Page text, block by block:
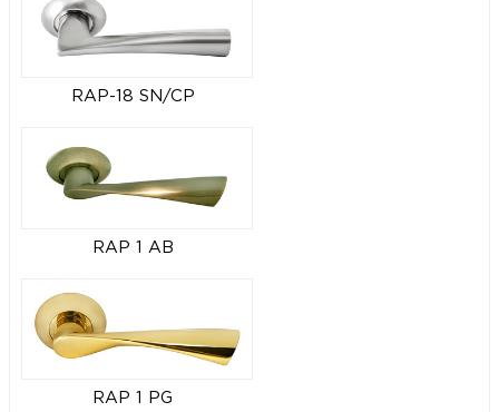
RAP-18 SN/CP
RAP 1 AB
RAP 1 PG